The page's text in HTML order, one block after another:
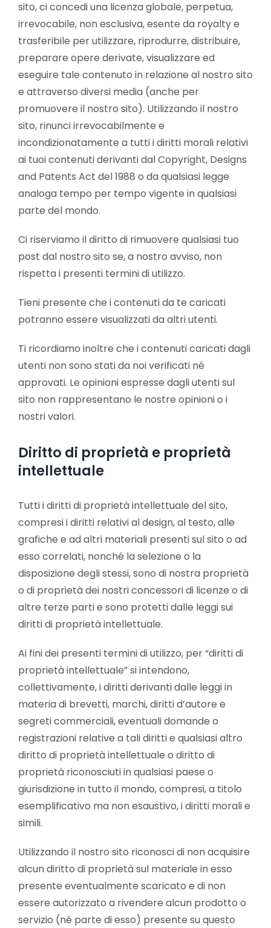
sito, ci concedi una licenza globale, perpetua,
irrevocabile, non esclusiva, esente da royalty e
trasferibile per utilizzare, riprodurre, distribuire,
preparare opere derivate, visualizzare ed
eseguire tale contenuto in relazione al nostro sito
e attraverso diversi media (anche per
promuovere il nostro sito). Utilizzando il nostro
sito, rinunci irrevocabilmente e
incondizionatamente a tutti i diritti morali relativi
ai tuoi contenuti derivanti dal Copyright, Designs
and Patents Act del 1988 o da qualsiasi legge
analoga tempo per tempo vigente in qualsiasi
parte del mondo.
Ci riserviamo il diritto di rimuovere qualsiasi tuo
post dal nostro sito se, a nostro avviso, non
rispetta i presenti termini di utilizzo.
Tieni presente che i contenuti da te caricati
potranno essere visualizzati da altri utenti.
Ti ricordiamo inoltre che i contenuti caricati dagli
utenti non sono stati da noi verificati né
approvati. Le opinioni espresse dagli utenti sul
sito non rappresentano le nostre opinioni o i
nostri valori.
Diritto di proprietà e proprietà
intellettuale
Tutti i diritti di proprietà intellettuale del sito,
compresi i diritti relativi al design, al testo, alle
grafiche e ad altri materiali presenti sul sito o ad
esso correlati, nonché la selezione o la
disposizione degli stessi, sono di nostra proprietà
o di proprietà dei nostri concessori di licenze o di
altre terze parti e sono protetti dalle leggi sui
diritti di proprietà intellettuale.
Ai fini dei presenti termini di utilizzo, per “diritti di
proprietà intellettuale” si intendono,
collettivamente, i diritti derivanti dalle leggi in
materia di brevetti, marchi, diritti d’autore e
segreti commerciali, eventuali domande o
registrazioni relative a tali diritti e qualsiasi altro
diritto di proprietà intellettuale o diritto di
proprietà riconosciuti in qualsiasi paese o
giurisdizione in tutto il mondo, compresi, a titolo
esemplificativo ma non esaustivo, i diritti morali e
simili.
Utilizzando il nostro sito riconosci di non acquisire
alcun diritto di proprietà sul materiale in esso
presente eventualmente scaricato e di non
essere autorizzato a rivendere alcun prodotto o
servizio (né parte di esso) presente su questo